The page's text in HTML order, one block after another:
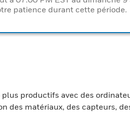
patience durant cette période.
productifs avec des
matériaux, des capteurs,